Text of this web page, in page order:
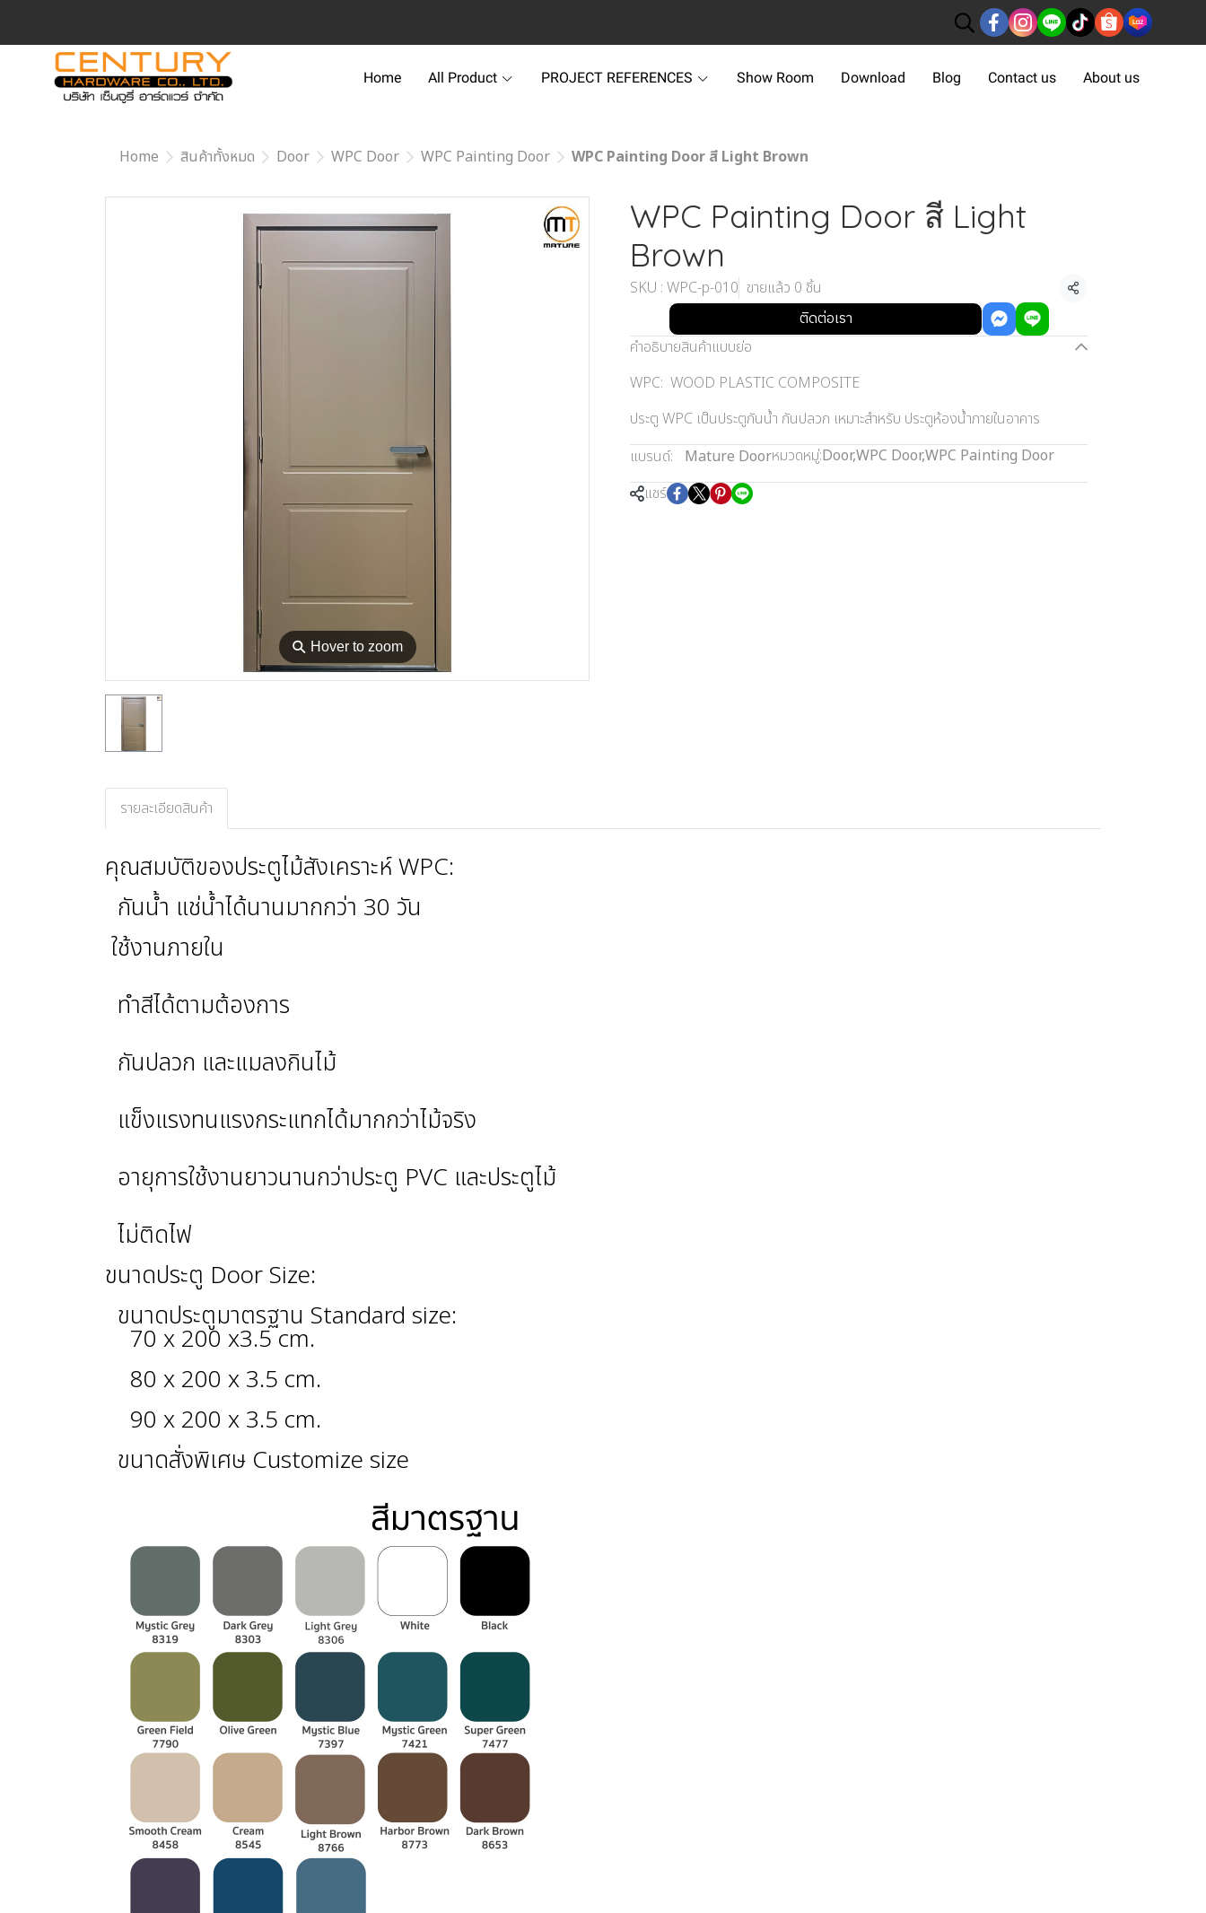
Home All Product PROJECT REFERENCES Show Room Download Blog Contact us About us
Home สินค้าทั้งหมด Door WPC Door WPC Painting Door WPC Painting Door สี Light Brown
⚲ Hover to zoom
WPC Painting Door สี Light
Brown
SKU : WPC-p-010 ขายแล้ว 0 ชิ้น
แชร์
ติดต่อเรา
คำอธิบายสินค้าแบบย่อ
WPC: WOOD PLASTIC COMPOSITE
ประตู WPC เป็นประตูกันน้ำ กันปลวก เหมาะสำหรับ ประตูห้องน้ำภายในอาคาร
แบรนด์:
Mature Doorหมวดหมู่:Door,WPC Door,WPC Painting Door
แชร์
รายละเอียดสินค้า
คุณสมบัติของประตูไม้สังเคราะห์ WPC:
กันน้ำ แช่น้ำได้นานมากกว่า 30 วัน
ใช้งานภายใน
ทำสีได้ตามต้องการ
กันปลวก และแมลงกินไม้
แข็งแรงทนแรงกระแทกได้มากกว่าไม้จริง
อายุการใช้งานยาวนานกว่าประตู PVC และประตูไม้
ไม่ติดไฟ
ขนาดประตู Door Size:
ขนาดประตูมาตรฐาน Standard size:
70 x 200 x3.5 cm.
80 x 200 x 3.5 cm.
90 x 200 x 3.5 cm.
ขนาดสั่งพิเศษ Customize size